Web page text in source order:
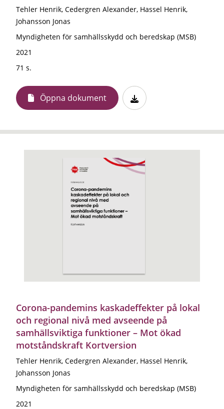
Tehler Henrik, Cedergren Alexander, Hassel Henrik,
Johansson Jonas
Myndigheten för samhällsskydd och beredskap (MSB)
2021
71 s.
Öppna dokument
Corona-pandemins kaskadeffekter på lokal
och regional nivå med avseende på
samhällsviktiga funktioner – Mot ökad
motståndskraft Kortversion
Tehler Henrik, Cedergren Alexander, Hassel Henrik,
Johansson Jonas
Myndigheten för samhällsskydd och beredskap (MSB)
2021